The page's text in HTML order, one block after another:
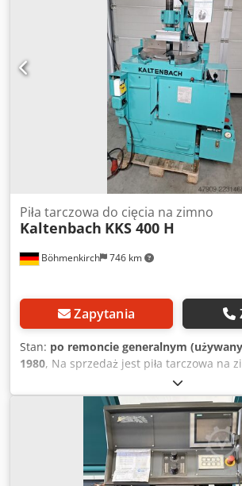
15/30 m/min Posuw: 0 – 1 000 mm/min
przodu/tyłu: 1 550 mm/min Maks. zakres
Zakres roboczy materiału kwadratowego:
roboczy materiału płaskiego: 305 x 20 mm
materiału okrągłego: 130 mm Minimalny
x 10 mm Zakres cięcia pod kątem: 0° – 90°
x szer. x wys.): 1 080 x 900 x 1 760 mm
Oględziny/odbiór: 89558 Boehmenkirch
na zapytanie. Wózek widłowy dostępny do
Böhmenkirch 746 km
Piła tarczowa do cięcia na zimno
Kaltenbach KKS 400 H
Zapytania
Stan: po remoncie generalnym
1980, Na sprzedaż jest piła tarczowa na
Maszyna została odnowiona technicznie i
Skrzynia biegów naturalnie bez luzów!
brzeszczotu: 400 mm Moc silnika: 1,8/2,7
cięcia: 10/20 13/26 15/30 m/min Prędkość
1,000 mm/min Szybki przesuw do przodu/
mm/min Maks. zakres roboczy: 130 mm
Afpsf Zakres roboczy materiału